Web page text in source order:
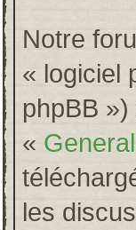
Notre
« logiciel
phpBB
«
les